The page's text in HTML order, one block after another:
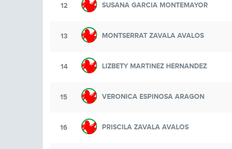
12 SUSANA GARCIA MONTEMAYOR
13 MONTSERRAT ZAVALA AVALOS
14 LIZBETY MARTINEZ HERNANDEZ
15 VERONICA ESPINOSA ARAGON
16 PRISCILA ZAVALA AVALOS